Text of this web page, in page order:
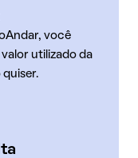
você
utilizado da